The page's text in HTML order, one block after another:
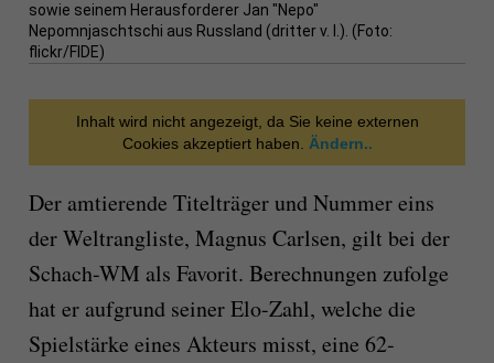
sowie seinem Herausforderer Jan "Nepo"
Nepomnjaschtschi aus Russland (dritter v. l.). (Foto:
flickr/FIDE)
Inhalt wird nicht angezeigt, da Sie keine externen
Cookies akzeptiert haben.
Ändern..
Der amtierende Titelträger und Nummer eins
der Weltrangliste, Magnus Carlsen, gilt bei der
Schach-WM als Favorit. Berechnungen zufolge
hat er aufgrund seiner Elo-Zahl, welche die
Spielstärke eines Akteurs misst, eine 62-